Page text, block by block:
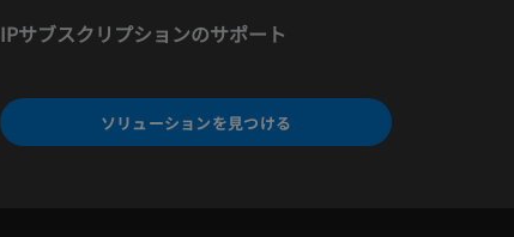
IPサブスクリプションのサポート
ソリューションを見つける